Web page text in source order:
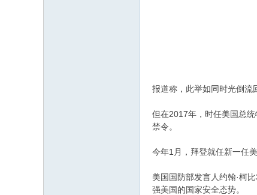
报道称，此举如同时光倒流
但在2017年，时任美国总
禁令。
今年1月，拜登就任新一任
美国国防部发言人约翰·柯
强美国的国家安全态势。